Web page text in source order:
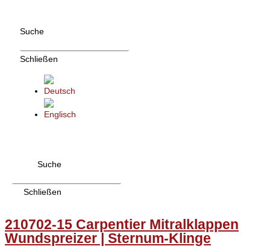
Suche
Schließen
Suche
Schließen
210702-15 Carpentier Mitralklappen
Wundspreizer | Sternum-Klinge